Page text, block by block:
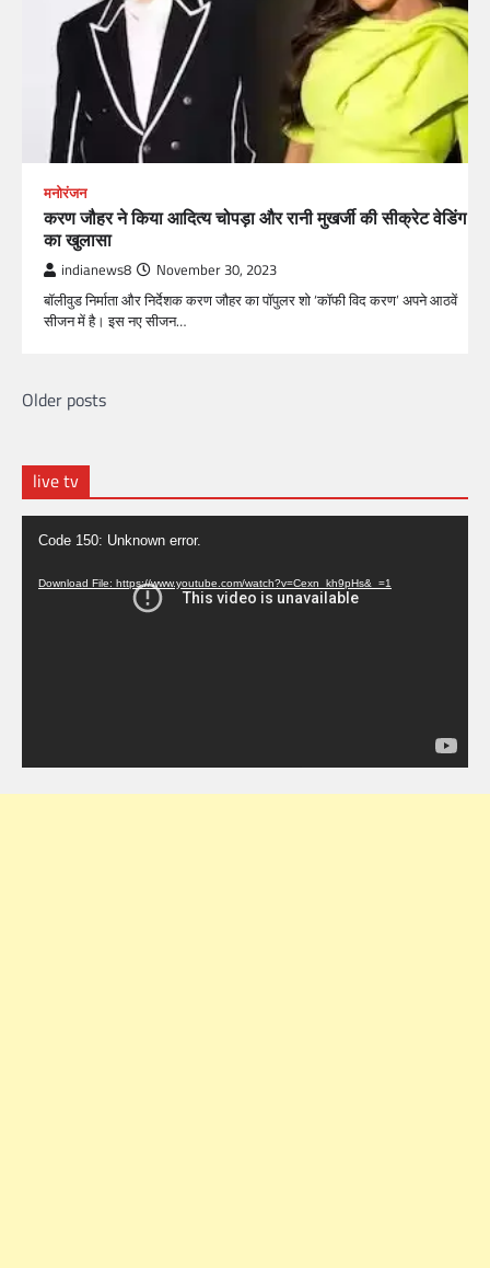
मनोरंजन
करण जौहर ने किया आदित्य चोपड़ा और रानी मुखर्जी की सीक्रेट वेडिंग
का खुलासा
indianews8 November 30, 2023
बॉलीवुड निर्माता और निर्देशक करण जौहर का पॉपुलर शो ‘कॉफी विद करण’ अपने आठवें
सीजन में है। इस नए सीजन…
Older posts
live tv
Video
Player
Code 150: Unknown error.
Download File: https://www.youtube.com/watch?v=Cexn_kh9pHs&_=1